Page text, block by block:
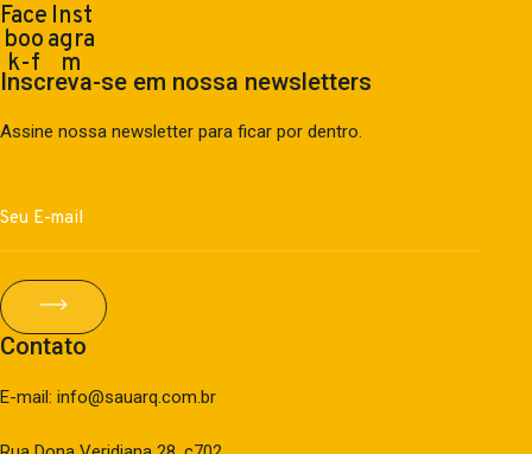
Face
boo
k-f
Inst
agra
m
Inscreva-se em nossa newsletters
Assine nossa newsletter para ficar por dentro.
Contato
E-mail: info@sauarq.com.br